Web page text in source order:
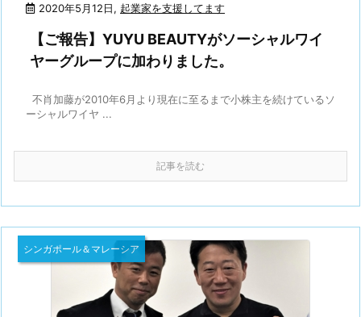
2020年5月12日, 起業家を支援してます
【ご報告】YUYU BEAUTYがソーシャルワイ
ヤーグループに加わりました。
不肖加藤が2010年6月より現在に至るまで小株主を続けているソ
ーシャルワイヤ ...
記事を読む
シンガポール＆マレーシア